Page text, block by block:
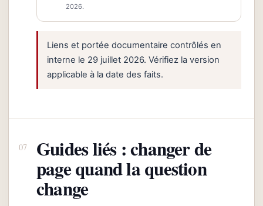
2026.
Liens et portée documentaire contrôlés en
interne le 29 juillet 2026. Vérifiez la version
applicable à la date des faits.
Guides liés : changer de
page quand la question
change